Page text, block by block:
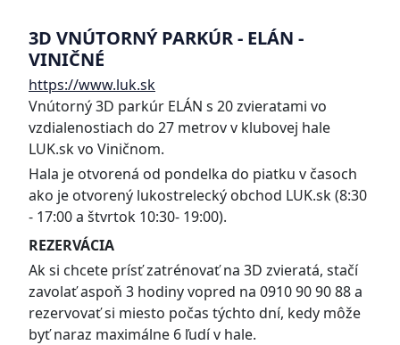
3D VNÚTORNÝ PARKÚR - ELÁN -
VINIČNÉ
https://www.luk.sk
Vnútorný 3D parkúr ELÁN s 20 zvieratami vo
vzdialenostiach do 27 metrov v klubovej hale
LUK.sk vo Viničnom.
Hala je otvorená od pondelka do piatku v časoch
ako je otvorený lukostrelecký obchod LUK.sk (8:30
- 17:00 a štvrtok 10:30- 19:00).
REZERVÁCIA
Ak si chcete prísť zatrénovať na 3D zvieratá, stačí
zavolať aspoň 3 hodiny vopred na 0910 90 90 88 a
rezervovať si miesto počas týchto dní, kedy môže
byť naraz maximálne 6 ľudí v hale.